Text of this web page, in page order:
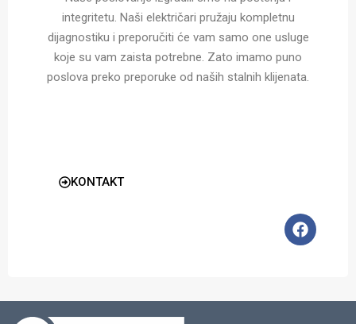
integritetu. Naši električari pružaju kompletnu
dijagnostiku i preporučiti će vam samo one usluge
koje su vam zaista potrebne. Zato imamo puno
poslova preko preporuke od naših stalnih klijenata.
KONTAKT